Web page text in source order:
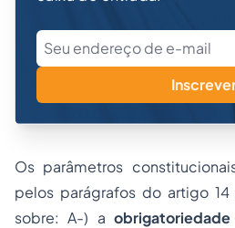
Os parâmetros
pelos parágrafos do artigo
sobre: A-) a obrigatoriedade